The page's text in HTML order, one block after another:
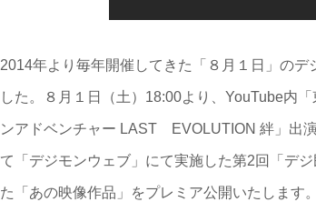
2014年より毎年開催してきた「８月１日」の
した。８月１日（土）18:00より、YouTube内
ンアドベンチャー LAST EVOLUTION 絆」出
て「デジモンウェブ」にて実施した第2回「デ
た「あの映像作品」をプレミア公開いたします